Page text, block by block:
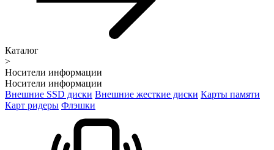
Каталог
>
Носители информации
Носители информации
Внешние SSD диски Внешние жесткие диски Карты памяти
Карт ридеры Флэшки